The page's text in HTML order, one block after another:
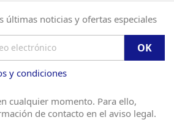
últimas noticias y ofertas especiales
y condiciones
cualquier momento. Para ello,
de contacto en el aviso legal.